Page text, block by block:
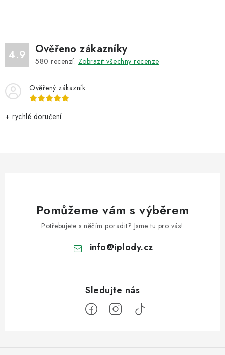
4.9 Ověřeno zákazníky
580 recenzí. Zobrazit všechny recenze
Ověřený zákazník
+ rychlé doručení
Pomůžeme vám s výběrem
Potřebujete s něčím poradit? Jsme tu pro vás!
info@iplody.cz